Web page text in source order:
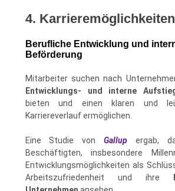
4. Karrieremöglichkeiten
Berufliche Entwicklung und
Beförderung
Mitarbeiter suchen nach
Entwicklungs- und interne
bieten und einen klaren und
Karriereverlauf ermöglichen.
Eine Studie vonGallup ergab,
Beschäftigten, insbesondere
Entwicklungsmöglichkeiten als
Arbeitszufriedenheit und ihre